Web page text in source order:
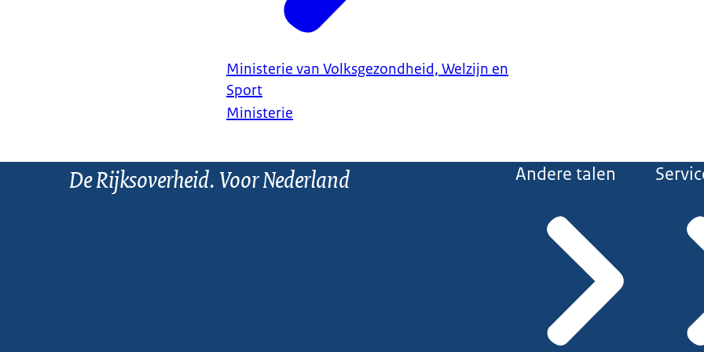
Ministerie van Volksgezondheid, Welzijn en
Sport
Ministerie
De Rijksoverheid. Voor Nederland Andere talen